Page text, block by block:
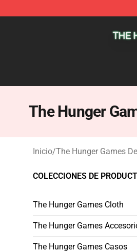
The Hunger
Inicio/The Hunger Games
COLECCIONES DE
The Hunger Games Cloth
The Hunger Games
The Hunger Games Casos